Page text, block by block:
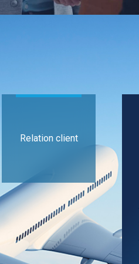
Relation client